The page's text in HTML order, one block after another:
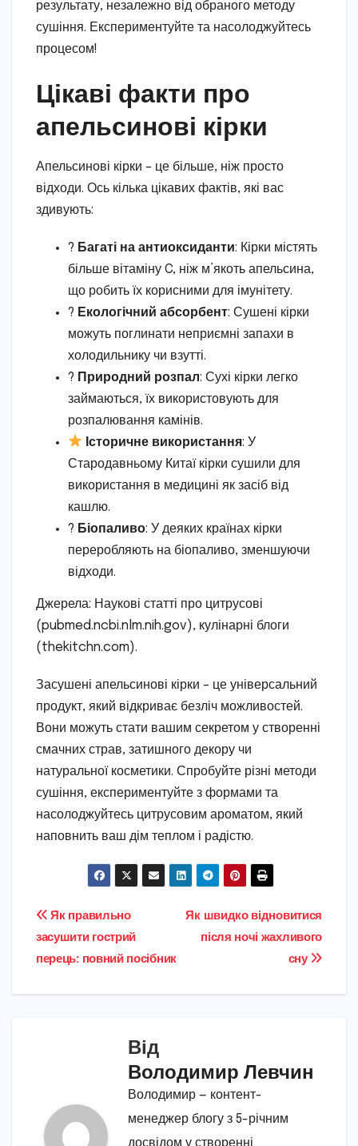
результату, незалежно від обраного методу
сушіння. Експериментуйте та насолоджуйтесь
процесом!
Цікаві факти про
апельсинові кірки
Апельсинові кірки – це більше, ніж просто
відходи. Ось кілька цікавих фактів, які вас
здивують:
? Багаті на антиоксиданти: Кірки містять
більше вітаміну C, ніж м’якоть апельсина,
що робить їх корисними для імунітету.
? Екологічний абсорбент: Сушені кірки
можуть поглинати неприємні запахи в
холодильнику чи взутті.
? Природний розпал: Сухі кірки легко
займаються, їх використовують для
розпалювання камінів.
Історичне використання: У
Стародавньому Китаї кірки сушили для
використання в медицині як засіб від
кашлю.
? Біопаливо: У деяких країнах кірки
переробляють на біопаливо, зменшуючи
відходи.
Джерела: Наукові статті про цитрусові
(pubmed.ncbi.nlm.nih.gov), кулінарні блоги
(thekitchn.com).
Засушені апельсинові кірки – це універсальний
продукт, який відкриває безліч можливостей.
Вони можуть стати вашим секретом у створенні
смачних страв, затишного декору чи
натуральної косметики. Спробуйте різні методи
сушіння, експериментуйте з формами та
насолоджуйтесь цитрусовим ароматом, який
наповнить ваш дім теплом і радістю.
Навігація
записів
Як швидко відновитися
після ночі жахливого
сну
Як правильно
засушити гострий
перець: повний посібник
Від
Володимир Левчин
Володимир — контент-
менеджер блогу з 5-річним